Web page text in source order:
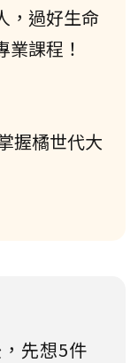
，過好生命
課程！
握橘世代大
先想5件